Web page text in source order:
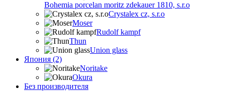
Bohemia porcelan moritz zdekauer 1810, s.r.o
Crystalex cz, s.r.o
Moser
Rudolf kampf
Thun
Union glass
Япония (2)
Noritake
Okura
Без производителя